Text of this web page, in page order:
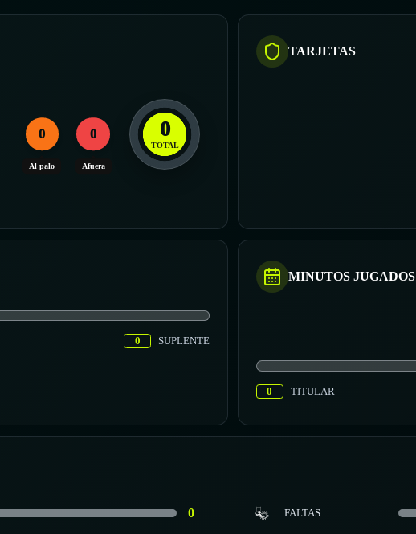
0
Al palo
0
Afuera
0
TOTAL
TARJETAS
0 SUPLENTE
MINUTOS JUGADOS
0 TITULAR
0 FALTAS